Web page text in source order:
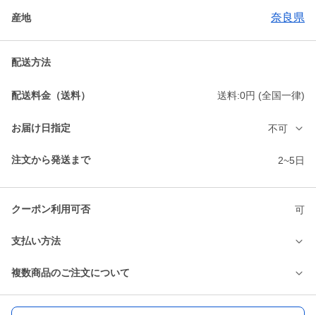
産地 奈良県
配送方法
配送料金（送料） 送料:0円 (全国一律)
お届け日指定 不可
注文から発送まで 2~5日
クーポン利用可否 可
支払い方法
複数商品のご注文について